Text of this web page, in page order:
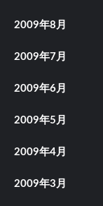
2009年8月
2009年7月
2009年6月
2009年5月
2009年4月
2009年3月